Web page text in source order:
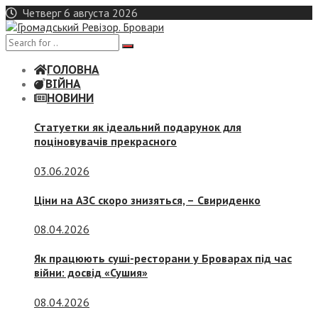
Skip
to
content
Четверг 6 августа 2026
ГОЛОВНА
ВІЙНА
НОВИНИ
Статуетки як ідеальний подарунок для
поціновувачів прекрасного
03.06.2026
Ціни на АЗС скоро знизяться, – Свириденко
08.04.2026
Як працюють суші-ресторани у Броварах під час
війни: досвід «Сушия»
08.04.2026